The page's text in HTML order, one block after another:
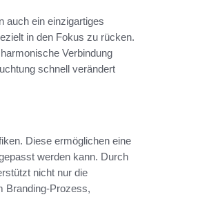
auch ein einzigartiges
in den Fokus zu rücken.
Verbindung
schnell verändert
Diese ermöglichen eine
werden kann. Durch
nicht nur die
Branding-Prozess,